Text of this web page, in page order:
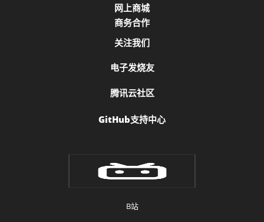
网上商城
商务合作
关注我们
电子发烧友
腾讯云社区
GitHub支持中心
B站